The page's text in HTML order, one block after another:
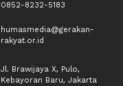
0852-8232-5183
humasmedia@gerakan-
rakyat.or.id
Jl. Brawijaya X, Pulo,
Kebayoran Baru, Jakarta